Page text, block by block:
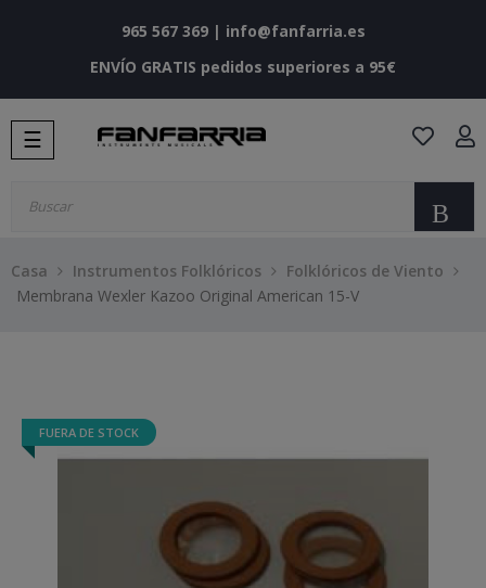
965 567 369| info@fanfarria.es
ENVÍO GRATIS pedidos superiores a 95€
Navegación
de
☰
Casa Instrumentos Folklóricos
Folklóricos de Viento
Membrana Wexler Kazoo Original American 15-V
FUERA DE STOCK